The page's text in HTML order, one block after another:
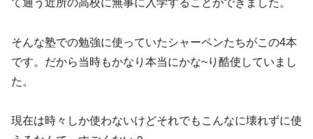
そんな塾での勉強に使っていたシャーペンたちがこの4本
です。だから当時もかなり本当にかな~り酷使していまし
た。
現在は時々しか使わないけどそれでもこんなに壊れずに使